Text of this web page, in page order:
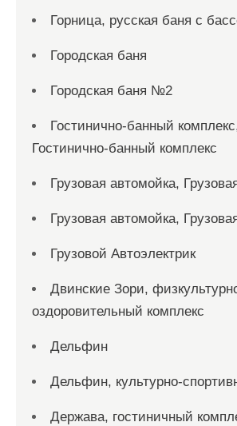
Горница, русская баня с
Городская баня
Городская баня №2
Гостинично-банный
Гостинично-банный комплекс
Грузовая автомойка,
Грузовая автомойка,
Грузовой Автоэлектрик
Двинские Зори,
оздоровительный комплекс
Дельфин
Дельфин, культурно-
Держава, гостиничный